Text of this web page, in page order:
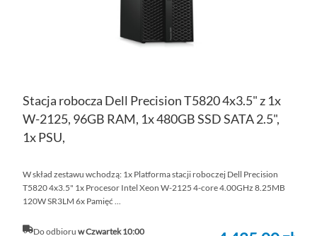
Stacja robocza Dell Precision T5820 4x3.5" z 1x
W-2125, 96GB RAM, 1x 480GB SSD SATA 2.5",
1x PSU,
W skład zestawu wchodzą: 1x Platforma stacji roboczej Dell Precision
T5820 4x3.5" 1x Procesor Intel Xeon W-2125 4-core 4.00GHz 8.25MB
120W SR3LM 6x Pamięć ...
Do odbioru w Czwartek 10:00